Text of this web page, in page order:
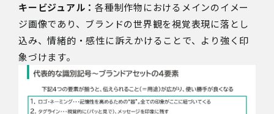
キービジュアル： 各種制作物におけるメインのイメー
ジ画像であり、ブランドの世界観を視覚表現に落とし
込み、情緒的・感性に訴えかけることで、より強く印
象づけます。